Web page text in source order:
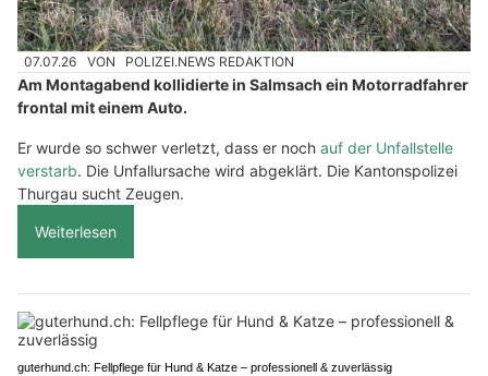
07.07.26 VON POLIZEI.NEWS REDAKTION
Am Montagabend kollidierte in Salmsach ein Motorradfahrer
frontal mit einem Auto.
Er wurde so schwer verletzt, dass er noch auf der Unfallstelle
verstarb. Die Unfallursache wird abgeklärt. Die Kantonspolizei
Thurgau sucht Zeugen.
Weiterlesen
guterhund.ch: Fellpflege für Hund & Katze – professionell & zuverlässig